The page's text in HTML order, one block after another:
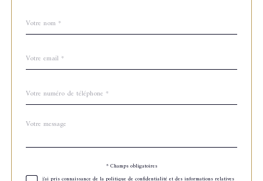
par
*
*
*
Fieldset
Message
*
* Champs obligatoires